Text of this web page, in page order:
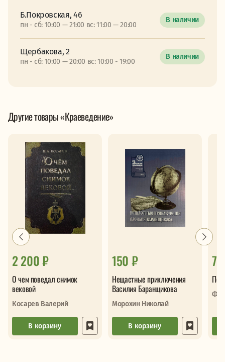
Б.Покровская, 46
пн - сб: 10:00 — 21:00 вс: 11:00 — 20:00
В наличии
Щербакова, 2
пн - сб: 10:00 — 20:00 вс: 10:00 - 19:00
В наличии
Другие товары «Краеведение»
2 200 ₽
О чем поведал снимок
вековой
Косарев Валерий
В корзину
150 ₽
Нещастные приключения
Василия Баранщикова
Морохин Николай
В корзину